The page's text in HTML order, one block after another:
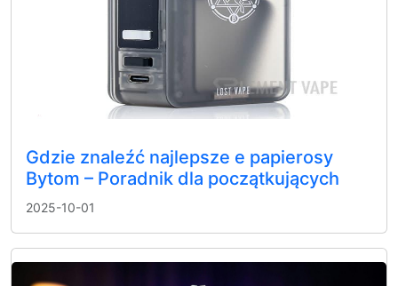
Gdzie znaleźć najlepsze e papierosy
Bytom – Poradnik dla początkujących
2025-10-01